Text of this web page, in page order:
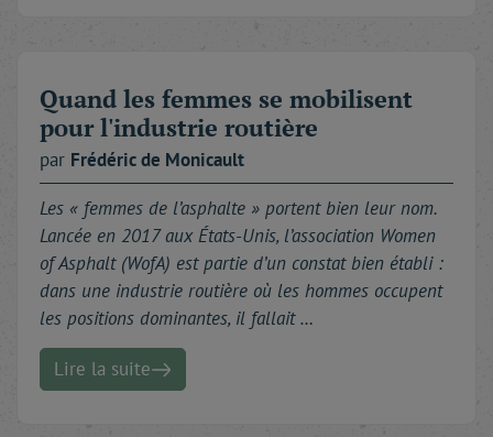
Quand les femmes se mobilisent
pour l'industrie routière
par Frédéricde Monicault
Les « femmes de l’asphalte » portent bien leur nom.
Lancée en 2017 aux États-Unis, l’association Women
of Asphalt (WofA) est partie d’un constat bien établi :
dans une industrie routière où les hommes occupent
les positions dominantes, il fallait …
Lire la suite